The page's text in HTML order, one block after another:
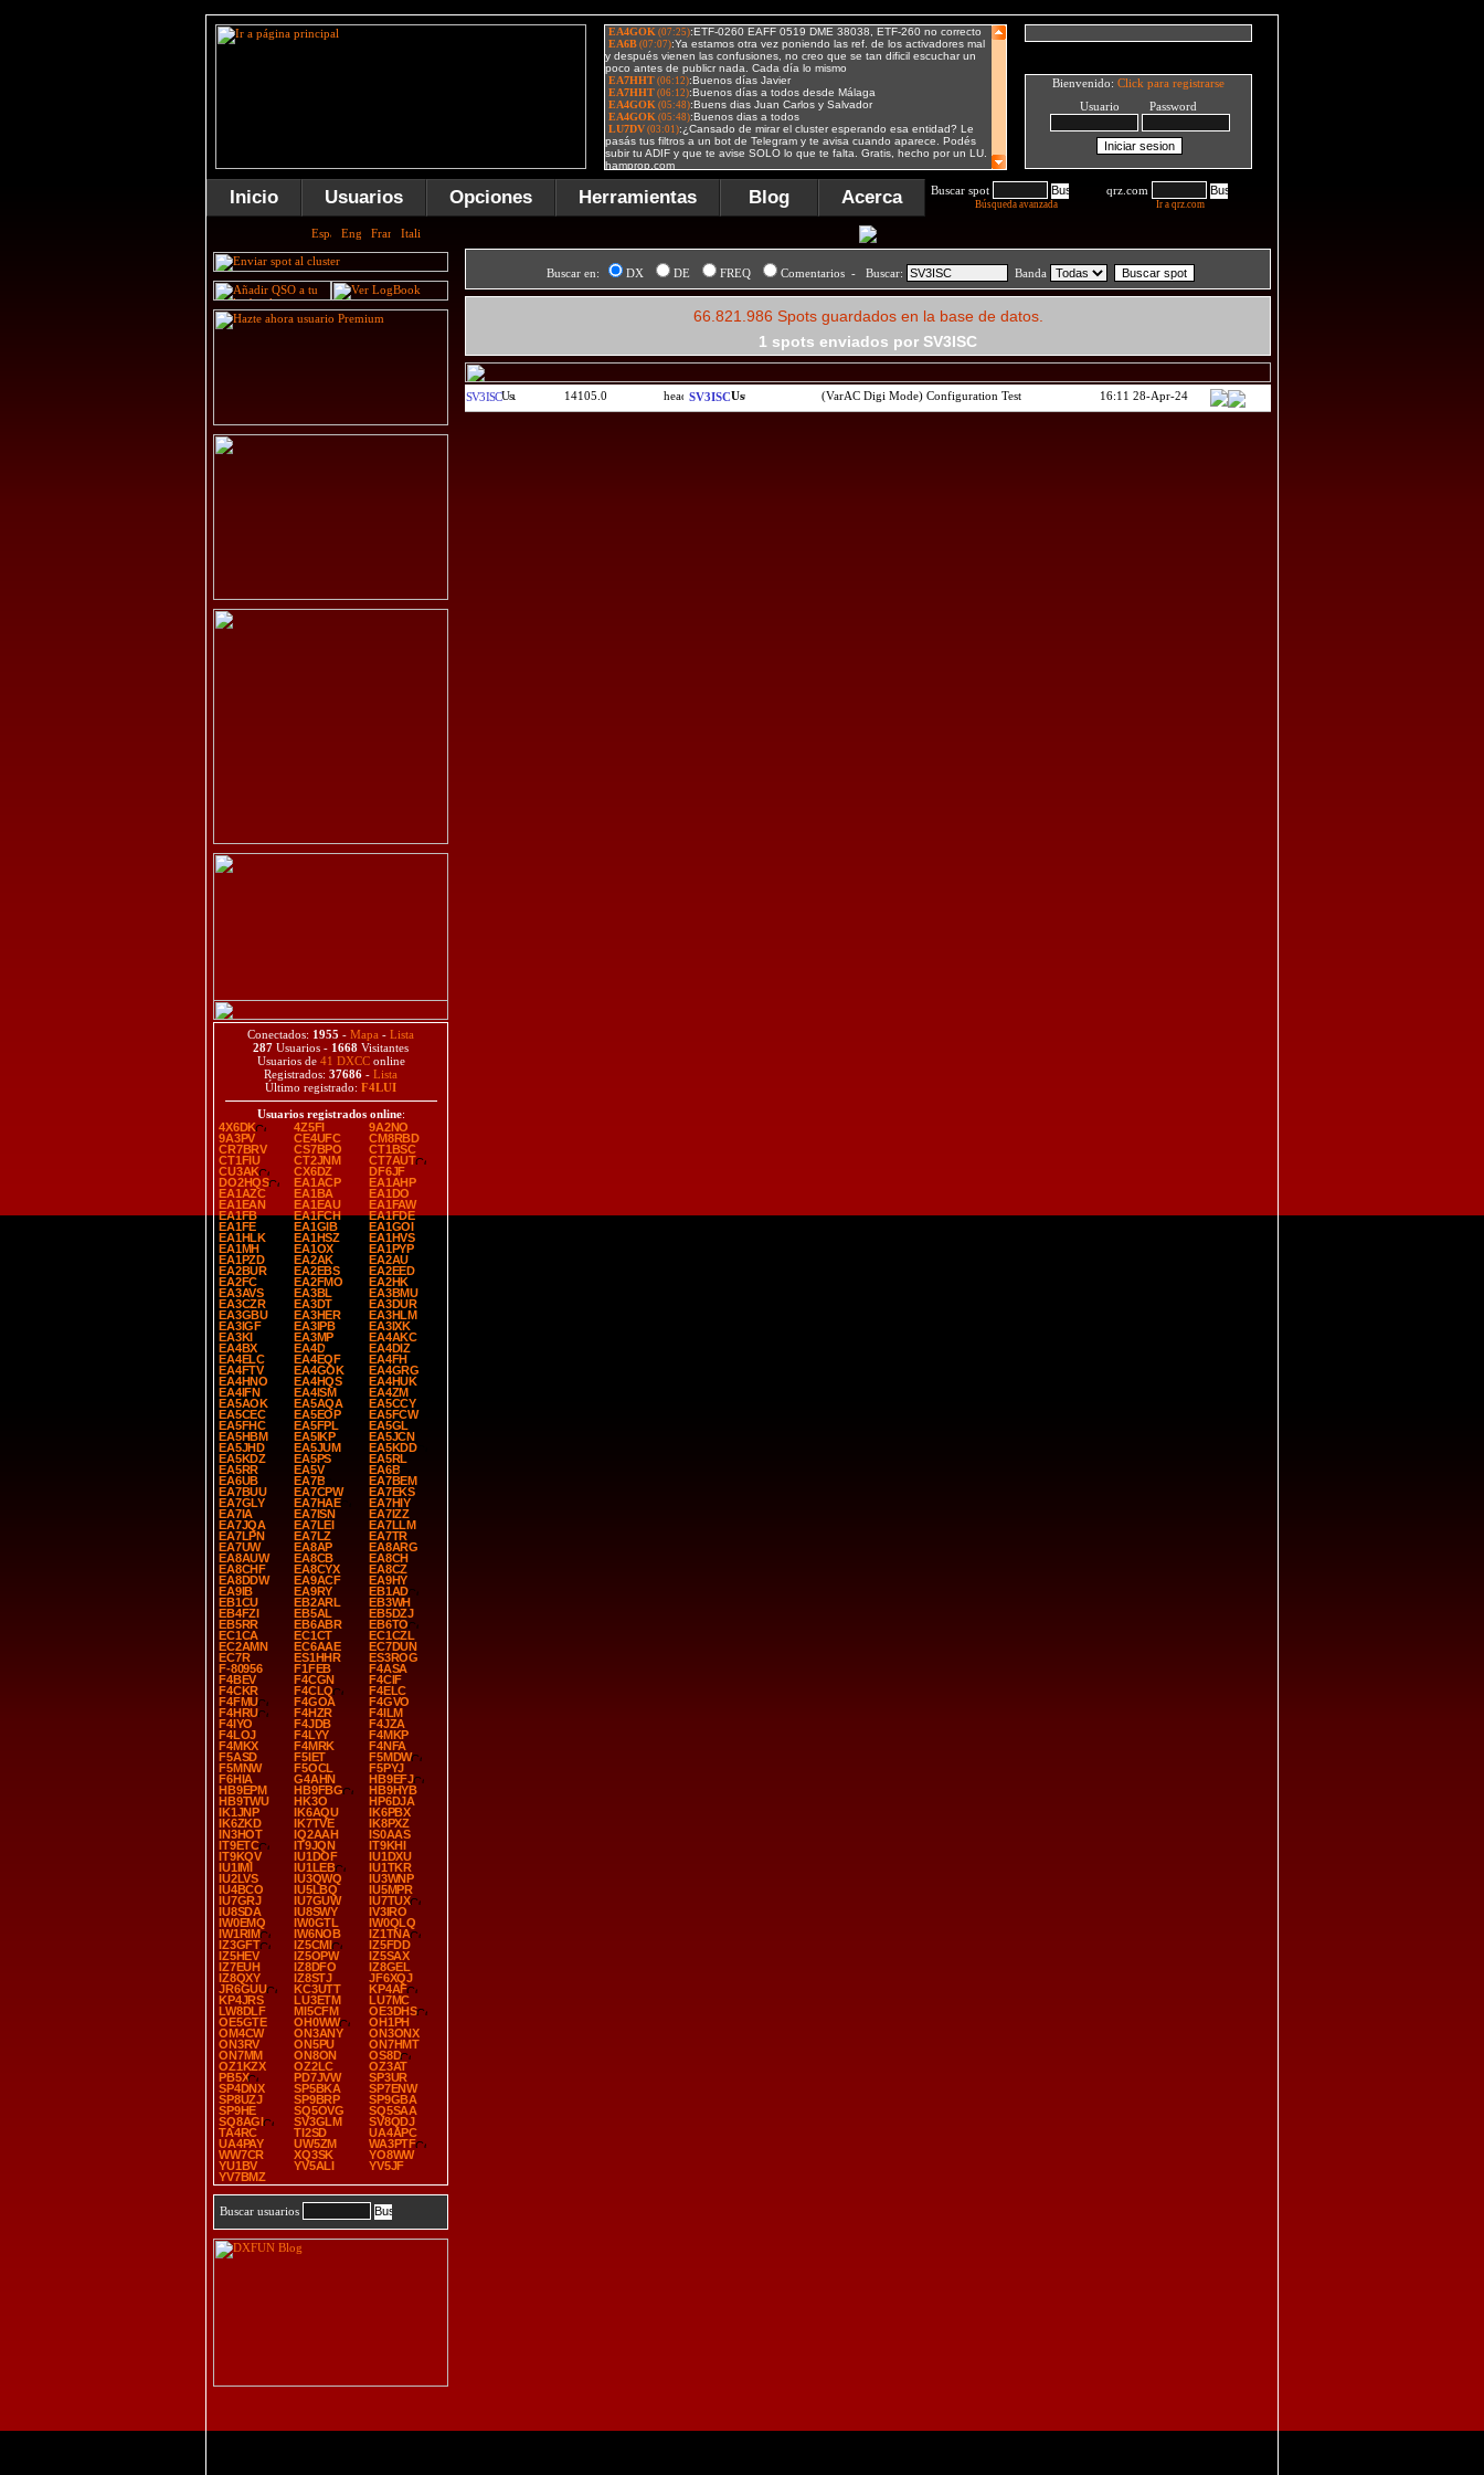
Bienvenido: Click para registrarse
Usuario Password
Inicio Usuarios Opciones Herramientas Blog Acerca Buscar spot
Búsqueda avanzada
qrz.com
Ir a qrz.com
Conectados: 1955 - Mapa - Lista
287 Usuarios - 1668 Visitantes
Usuarios de 41 DXCConline
Registrados: 37686 - Lista
Último registrado: F4LUI
Usuarios registrados online:
4X6DK
4Z5FI
9A2NO
9A3PV
CE4UFC
CM8RBD
CR7BRV
CS7BPO
CT1BSC
CT1FIU
CT2JNM
CT7AUT
CU3AK
CX6DZ
DF6JF
DO2HQS
EA1ACP
EA1AHP
EA1AZC
EA1BA
EA1DO
EA1EAN
EA1EAU
EA1FAW
EA1FB
EA1FCH
EA1FDE
EA1FE
EA1GIB
EA1GOI
EA1HLK
EA1HSZ
EA1HVS
EA1MH
EA1OX
EA1PYP
EA1PZD
EA2AK
EA2AU
EA2BUR
EA2EBS
EA2EED
EA2FC
EA2FMO
EA2HK
EA3AVS
EA3BL
EA3BMU
EA3CZR
EA3DT
EA3DUR
EA3GBU
EA3HER
EA3HLM
EA3IGF
EA3IPB
EA3IXK
EA3KI
EA3MP
EA4AKC
EA4BX
EA4D
EA4DIZ
EA4ELC
EA4EQF
EA4FH
EA4FTV
EA4GOK
EA4GRG
EA4HNO
EA4HQS
EA4HUK
EA4IFN
EA4ISM
EA4ZM
EA5AOK
EA5AQA
EA5CCY
EA5CEC
EA5EOP
EA5FCW
EA5FHC
EA5FPL
EA5GL
EA5HBM
EA5IKP
EA5JCN
EA5JHD
EA5JUM
EA5KDD
EA5KDZ
EA5PS
EA5RL
EA5RR
EA5V
EA6B
EA6UB
EA7B
EA7BEM
EA7BUU
EA7CPW
EA7EKS
EA7GLY
EA7HAE
EA7HIY
EA7IA
EA7ISN
EA7IZZ
EA7JQA
EA7LEI
EA7LLM
EA7LPN
EA7LZ
EA7TR
EA7UW
EA8AP
EA8ARG
EA8AUW
EA8CB
EA8CH
EA8CHF
EA8CYX
EA8CZ
EA8DDW
EA9ACF
EA9HY
EA9IB
EA9RY
EB1AD
EB1CU
EB2ARL
EB3WH
EB4FZI
EB5AL
EB5DZJ
EB5RR
EB6ABR
EB6TO
EC1CA
EC1CT
EC1CZL
EC2AMN
EC6AAE
EC7DUN
EC7R
ES1HHR
ES3ROG
F-80956
F1FEB
F4ASA
F4BEV
F4CGN
F4CIF
F4CKR
F4CLQ
F4ELC
F4FMU
F4GOA
F4GVO
F4HRU
F4HZR
F4ILM
F4IYO
F4JDB
F4JZA
F4LOJ
F4LYY
F4MKP
F4MKX
F4MRK
F4NFA
F5ASD
F5IET
F5MDW
F5MNW
F5OCL
F5PYJ
F6HIA
G4AHN
HB9EFJ
HB9EPM
HB9FBG
HB9HYB
HB9TWU
HK3O
HP6DJA
IK1JNP
IK6AQU
IK6PBX
IK6ZKD
IK7TVE
IK8PXZ
IN3HOT
IQ2AAH
IS0AAS
IT9ETC
IT9JQN
IT9KHI
IT9KQV
IU1DOF
IU1DXU
IU1IMI
IU1LEB
IU1TKR
IU2LVS
IU3QWQ
IU3WNP
IU4BCO
IU5LBQ
IU5MPR
IU7GRJ
IU7GUW
IU7TUX
IU8SDA
IU8SWY
IV3IRO
IW0EMQ
IW0GTL
IW0QLQ
IW1RIM
IW6NOB
IZ1TNA
IZ3GFT
IZ5CMI
IZ5FDD
IZ5HEV
IZ5OPW
IZ5SAX
IZ7EUH
IZ8DFO
IZ8GEL
IZ8QXY
IZ8STJ
JF6XQJ
JR6GUU
KC3UTT
KP4AF
KP4JRS
LU3ETM
LU7MC
LW8DLF
MI5CFM
OE3DHS
OE5GTE
OH0WW
OH1PH
OM4CW
ON3ANY
ON3ONX
ON3RV
ON5PU
ON7HMT
ON7MM
ON8ON
OS8D
OZ1KZX
OZ2LC
OZ3AT
PB5X
PD7JVW
SP3UR
SP4DNX
SP5BKA
SP7ENW
SP8UZJ
SP9BRP
SP9GBA
SP9HE
SQ5OVG
SQ5SAA
SQ8AGI
SV3GLM
SV8QDJ
TA4RC
TI2SD
UA4APC
UA4PAY
UW5ZM
WA3PTF
WW7CR
XQ3SK
YO8WW
YU1BV
YV5ALI
YV5JF
YV7BMZ
Buscar usuarios
Buscar en: DX DE FREQ Comentarios - Buscar: Banda
66.821.986 Spots guardados en la base de datos.
1 spots enviados por SV3ISC
SV3ISC 14105.0 SV3ISC (VarAC Digi Mode) Configuration Test 16:11 28-Apr-24